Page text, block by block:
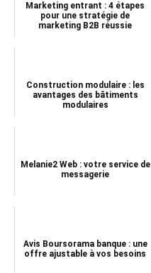
Marketing entrant : 4 étapes
pour une stratégie de
marketing B2B réussie
Construction modulaire : les
avantages des bâtiments
modulaires
Melanie2 Web : votre service de
messagerie
Avis Boursorama banque : une
offre ajustable à vos besoins